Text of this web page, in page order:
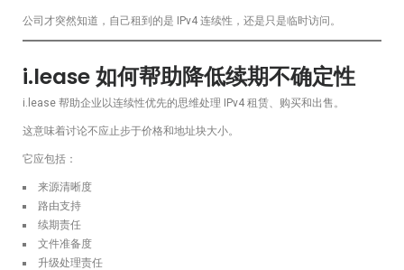
公司才突然知道，自己租到的是 IPv4 连续性，还是只是临时访问。
i.lease 如何帮助降低续期不确定性
i.lease 帮助企业以连续性优先的思维处理 IPv4 租赁、购买和出售。
这意味着讨论不应止步于价格和地址块大小。
它应包括：
来源清晰度
路由支持
续期责任
文件准备度
升级处理责任